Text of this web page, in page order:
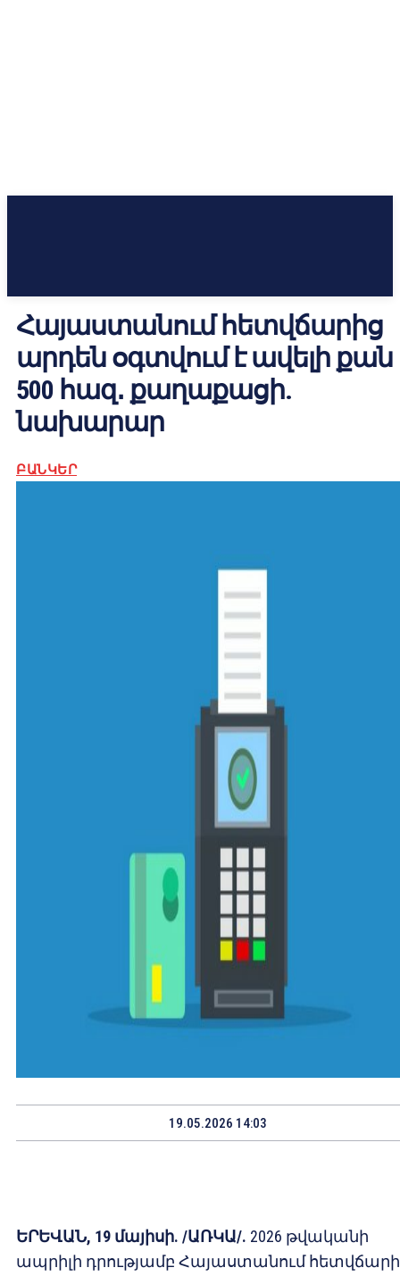
Հայաստանում հետվճարից
արդեն օգտվում է ավելի քան
500 հազ․ քաղաքացի.
նախարար
ԲԱՆԿԵՐ
19.05.2026 14:03
ԵՐԵՎԱՆ, 19 մայիսի. /ԱՌԿԱ/. 2026 թվականի
ապրիլի դրությամբ Հայաստանում հետվճարի